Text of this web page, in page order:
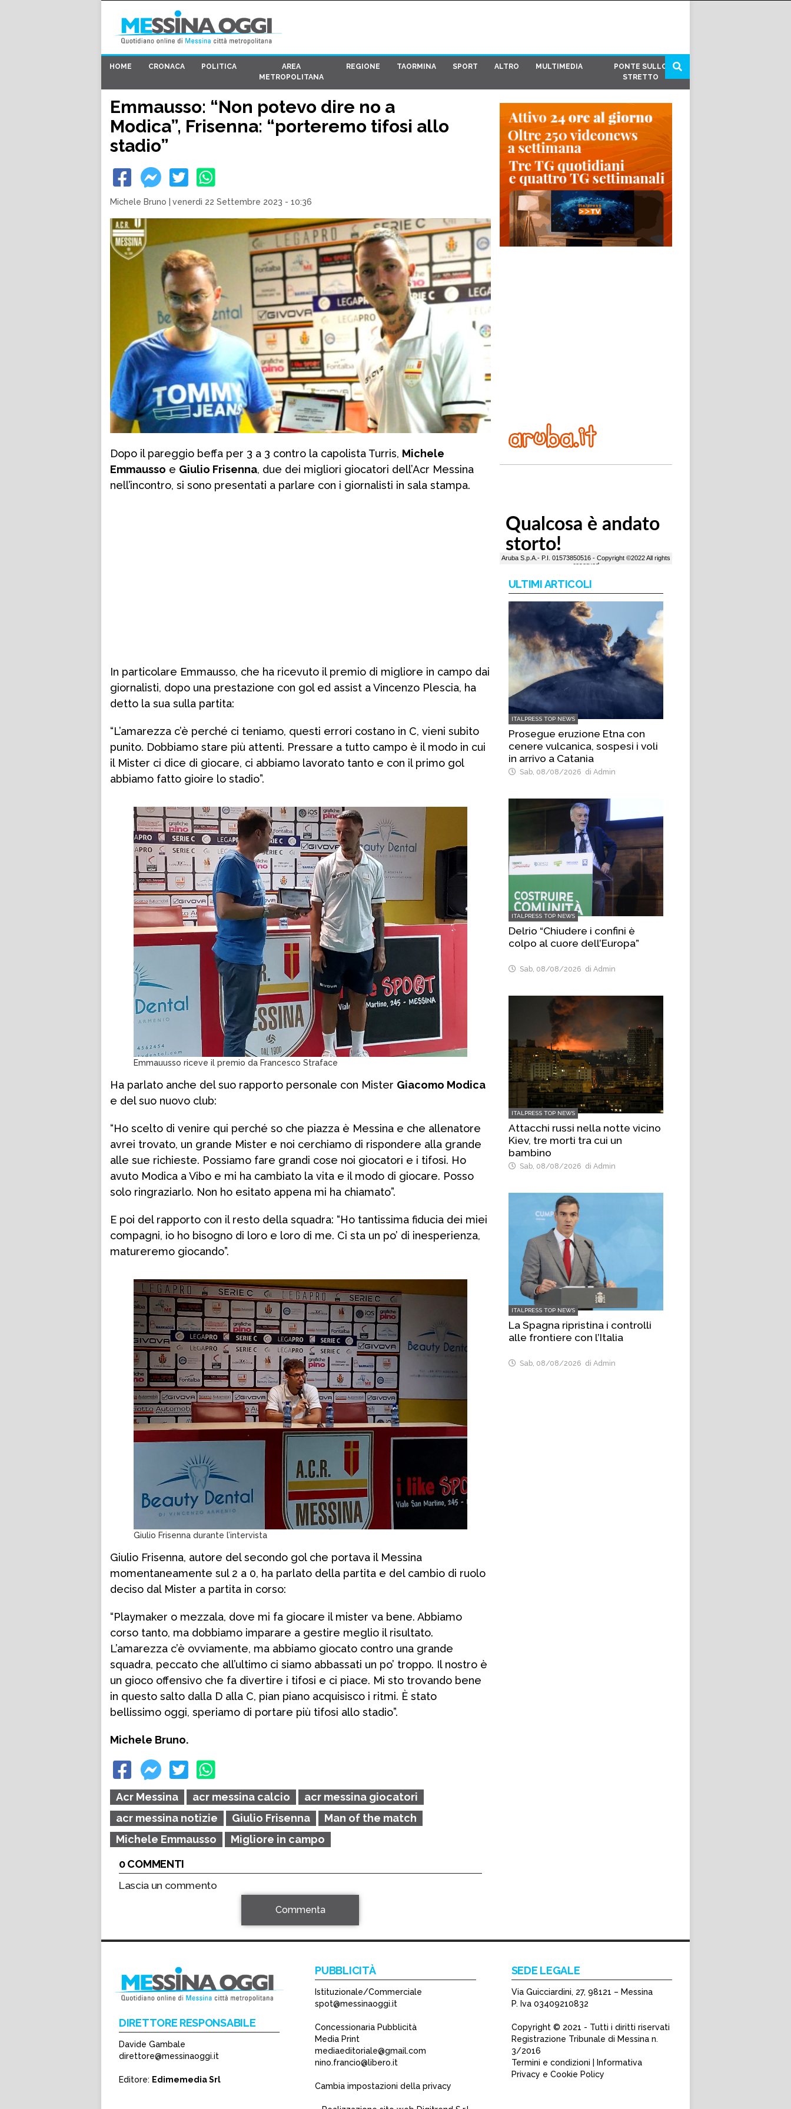
HOME CRONACA POLITICA
AREA
METROPOLITANA
REGIONE TAORMINA SPORT ALTRO MULTIMEDIA
PONTE SULLO
STRETTO
Emmausso: “Non potevo dire no a
Modica”, Frisenna: “porteremo tifosi allo
stadio”
Michele Bruno venerdì 22 Settembre 2023 - 10:36
Dopo il pareggio beffa per 3 a 3 contro la capolista Turris, Michele
Emmausso e Giulio Frisenna, due dei migliori giocatori dell’Acr Messina
nell’incontro, si sono presentati a parlare con i giornalisti in sala stampa.
In particolare Emmausso, che ha ricevuto il premio di migliore in campo dai
giornalisti, dopo una prestazione con gol ed assist a Vincenzo Plescia, ha
detto la sua sulla partita:
“L’amarezza c’è perché ci teniamo, questi errori costano in C, vieni subito
punito. Dobbiamo stare più attenti. Pressare a tutto campo è il modo in cui
il Mister ci dice di giocare, ci abbiamo lavorato tanto e con il primo gol
abbiamo fatto gioire lo stadio”.
Emmauusso riceve il premio da Francesco Straface
Ha parlato anche del suo rapporto personale con Mister Giacomo Modica
e del suo nuovo club:
“Ho scelto di venire qui perché so che piazza è Messina e che allenatore
avrei trovato, un grande Mister e noi cerchiamo di rispondere alla grande
alle sue richieste. Possiamo fare grandi cose noi giocatori e i tifosi. Ho
avuto Modica a Vibo e mi ha cambiato la vita e il modo di giocare. Posso
solo ringraziarlo. Non ho esitato appena mi ha chiamato”.
E poi del rapporto con il resto della squadra: “Ho tantissima fiducia dei miei
compagni, io ho bisogno di loro e loro di me. Ci sta un po’ di inesperienza,
matureremo giocando”.
Giulio Frisenna durante l’intervista
Giulio Frisenna, autore del secondo gol che portava il Messina
momentaneamente sul 2 a 0, ha parlato della partita e del cambio di ruolo
deciso dal Mister a partita in corso:
“Playmaker o mezzala, dove mi fa giocare il mister va bene. Abbiamo
corso tanto, ma dobbiamo imparare a gestire meglio il risultato.
L’amarezza c’è ovviamente, ma abbiamo giocato contro una grande
squadra, peccato che all’ultimo ci siamo abbassati un po’ troppo. Il nostro è
un gioco offensivo che fa divertire i tifosi e ci piace. Mi sto trovando bene
in questo salto dalla D alla C, pian piano acquisisco i ritmi. È stato
bellissimo oggi, speriamo di portare più tifosi allo stadio”.
Michele Bruno.
Acr Messina acr messina calcio
acr messina giocatori
acr messina notizie
Giulio Frisenna
Man of the match
Michele Emmausso
Migliore in campo
0 COMMENTI
Lascia un commento
*
*
Commenta
ULTIMI ARTICOLI
ITALPRESS TOP NEWS
Prosegue eruzione Etna con
cenere vulcanica, sospesi i voli
in arrivo a Catania
Sab, 08/08/2026 di Admin
ITALPRESS TOP NEWS
Delrio “Chiudere i confini è
colpo al cuore dell’Europa”
Sab, 08/08/2026 di Admin
ITALPRESS TOP NEWS
Attacchi russi nella notte vicino
Kiev, tre morti tra cui un
bambino
Sab, 08/08/2026 di Admin
ITALPRESS TOP NEWS
La Spagna ripristina i controlli
alle frontiere con l’Italia
Sab, 08/08/2026 di Admin
DIRETTORE RESPONSABILE
Davide Gambale
direttore@messinaoggi.it
Editore: Edimemedia Srl
PUBBLICITÀ
Istituzionale/Commerciale
spot@messinaoggi.it
Concessionaria Pubblicità
Media Print
mediaeditoriale@gmail.com
nino.francio@libero.it
Cambia impostazioni della privacy
SEDE LEGALE
Via Guicciardini, 27, 98121 – Messina
P. Iva 03409210832
Copyright © 2021 - Tutti i diritti riservati
Registrazione Tribunale di Messina n.
3/2016
Termini e condizioni | Informativa
Privacy e Cookie Policy